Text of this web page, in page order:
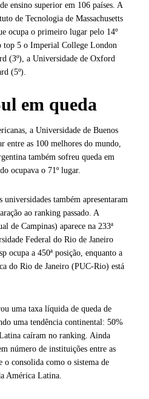
ensino superior em 106 países. A
de Tecnologia de Massachusetts
ocupa o primeiro lugar pelo 14º
top 5 o Imperial College London
(3º), a Universidade de Oxford
(5º).
em queda
a Universidade de Buenos
as 100 melhores do mundo,
também sofreu queda em
ocupava o 71º lugar.
também apresentaram
ao ranking passado. A
de Campinas) aparece na 233ª
Federal do Rio de Janeiro
ocupa a 450ª posição, enquanto a
do Rio de Janeiro (PUC-Rio) está
uma taxa líquida de queda de
uma tendência continental: 50%
caíram no ranking. Ainda
número de instituições entre as
o consolida como o sistema de
América Latina.